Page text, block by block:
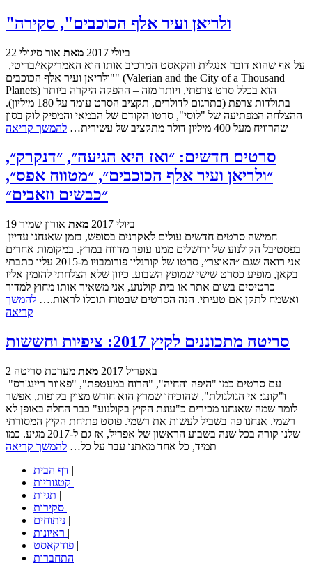
"ולריאן ועיר אלף הכוכבים", סקירה
22 ביולי 2017 מאת אור סיגולי
"ולריאן ועיר אלף הכוכבים" (Valerian and the City of a Thousand
Planets) הוא בכלל סרט צרפתי, ויותר מזה – ההפקה היקרה ביותר
בתולדות צרפת (בתרגום לדולרים, תקציב הסרט עומד על 180 מיליון).
ההצלחה המפתיעה של "לוסי", סרטו הקודם של הבמאי והמפיק לוק בסון
שהרוויח מעל 400 מיליון דולר מתקציב של עשירית…
להמשך קריאה
סרטים חדשים: ״ואז היא הגיעה״, ״דנקרק״,
״ולריאן ועיר אלף הכוכבים״, ״מטווח אפס״,
״כבשים וזאבים״
19 ביולי 2017 מאת אורון שמיר
בפסטיבל הקולנוע של ירושלים ממנו עופר מדווח במרץ. במקומות אחרים
אני רואה שגם ״האוצר״, סרטו של קורנליו פורומבויו מ-2015 עליו כתבתי
בקאן, מופיע כסרט שישי שמופץ השבוע. כיוון שלא הצלחתי להזמין אליו
כרטיסים בשום אתר או בית קולנוע, אני משאיר אותו מחוץ למדור
ואשמח לתקן אם טעיתי. הנה הסרטים שבטוח תוכלו לראות.… להמשך
קריאה
סריטה מתכוננים לקיץ 2017: ציפיות וחששות
2 באפריל 2017 מאת מערכת סריטה
ו"קונג: אי הגולגולת", שהוכיחו שמרץ הוא חודש מצוין בקופות, אפשר
לומר שמה שאנחנו מכירים כ"עונת הקיץ בקולנוע" כבר החלה באופן לא
רשמי. אנחנו פה בשביל לעשות את רשמי. פוסט פתיחת הקיץ המסורתי
שלנו קורה בכל שנה בשבוע הראשון של אפריל, אז גם ל-2017 מגיע. כמו
תמיד, כל אחד מאתנו עבר על כל… להמשך קריאה
|
|
|
|
|
|
|
התחברות